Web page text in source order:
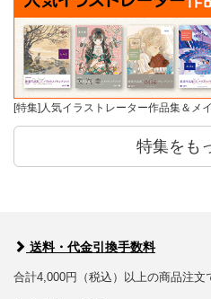
[特集]人気イラストレーター作品集＆メ
特集をも
送料・代金引換手数料
合計4,000円（税込）以上の商品注文